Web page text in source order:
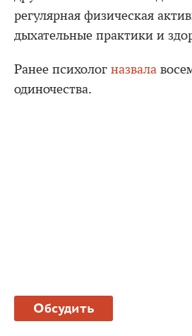
регулярная физическая
дыхательные практики и
Ранее психолог назвала
одиночества.
Обсудить